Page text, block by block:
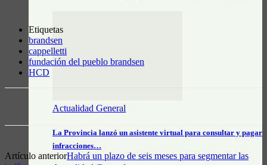
Actualidad General
La Provincia lanzó un asistente virtual para consultar y pagar
infracciones…
Etiquetas
brandsen
cappelletti
fundación del pueblo brandsen
HCD
Artículo anteriorHabrá un plazo de seis meses para segmentar las